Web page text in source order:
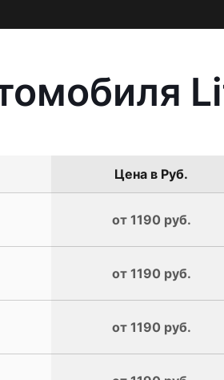
Цена в Руб.
от 1190 руб.
от 1190 руб.
от 1190 руб.